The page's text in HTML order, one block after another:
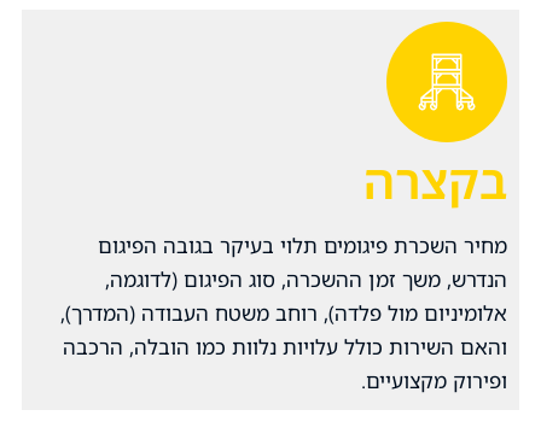
בקצרה
מחיר השכרת פיגומים תלוי בעיקר בגובה הפיגום
הנדרש, משך זמן ההשכרה, סוג הפיגום (לדוגמה,
אלומיניום מול פלדה), רוחב משטח העבודה (המדרך),
והאם השירות כולל עלויות נלוות כמו הובלה, הרכבה
ופירוק מקצועיים.